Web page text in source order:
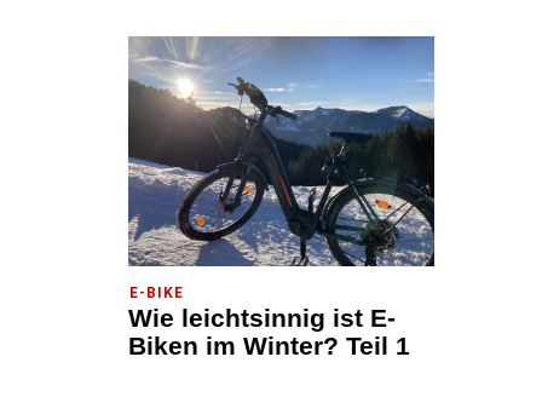
E-BIKE
Wie leichtsinnig ist E-
Biken im Winter? Teil 1